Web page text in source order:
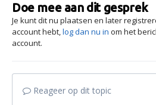
Doe mee aan dit gesprek
Je kunt dit nu plaatsen en later
account hebt,log dan nu in om het
account.
Reageer op dit topic